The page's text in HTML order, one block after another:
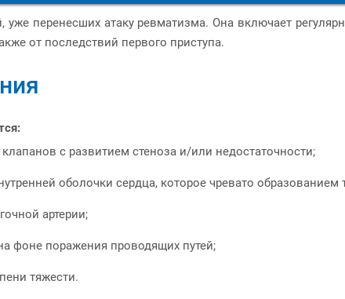
уже перенесших атаку ревматизма. Она включает
от последствий первого приступа.
с развитием стеноза и/или недостаточности;
оболочки сердца, которое чревато образованием
артерии;
фоне поражения проводящих путей;
тяжести.